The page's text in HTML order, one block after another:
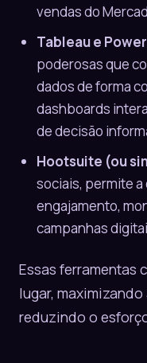
vendas do
Tableau e
poderosas que
dados de forma
dashboards
de decisão
Hootsuite (ou
sociais, permite
engajamento,
campanhas
Essas ferramentas
lugar,
reduzindo o